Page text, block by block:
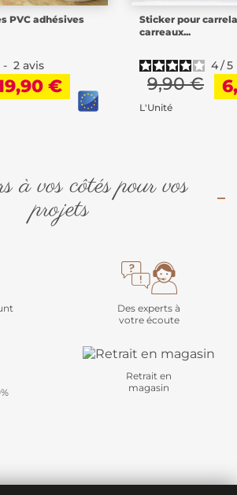
PVC adhésives
- 2 avis
€
Sticker pour
carreaux...
4/5
9,90 €
L'Unité
à vos côtés pour vos
projets
Des experts à
votre écoute
Retrait en
magasin